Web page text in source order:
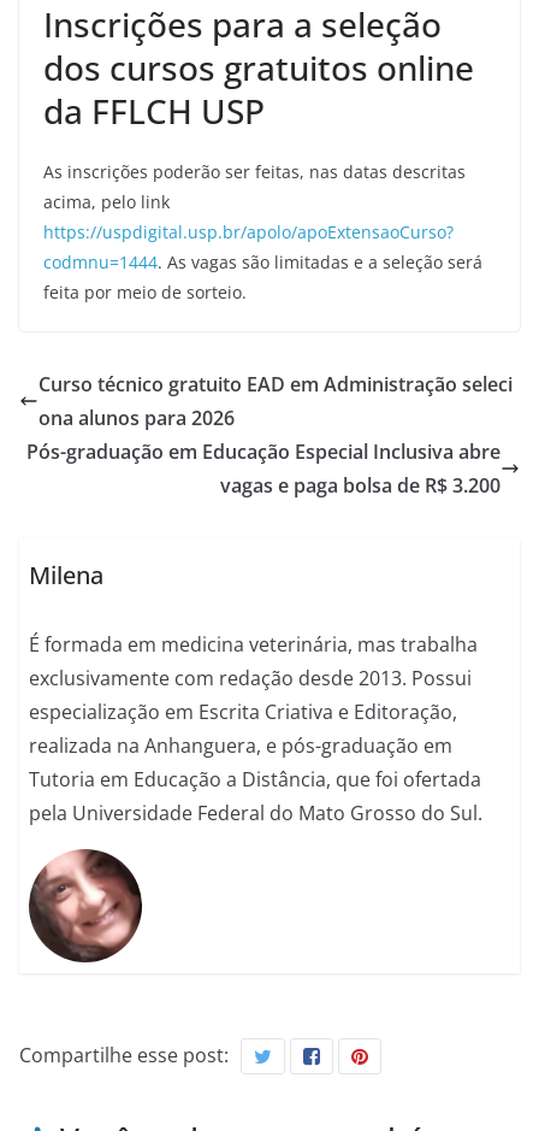
Inscrições para a seleção
dos cursos gratuitos online
da FFLCH USP
As inscrições poderão ser feitas, nas datas descritas
acima, pelo link
https://uspdigital.usp.br/apolo/apoExtensaoCurso?
codmnu=1444. As vagas são limitadas e a seleção será
feita por meio de sorteio.
Curso técnico gratuito EAD em Administração seleci
ona alunos para 2026
Pós-graduação em Educação Especial Inclusiva abre
vagas e paga bolsa de R$ 3.200
Milena
É formada em medicina veterinária, mas trabalha
exclusivamente com redação desde 2013. Possui
especialização em Escrita Criativa e Editoração,
realizada na Anhanguera, e pós-graduação em
Tutoria em Educação a Distância, que foi ofertada
pela Universidade Federal do Mato Grosso do Sul.
Compartilhe esse post: